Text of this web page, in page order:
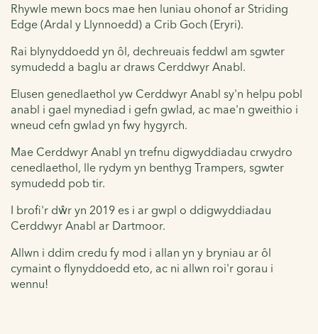
Rhywle mewn bocs mae hen luniau ohonof ar Striding
Edge (Ardal y Llynnoedd) a Crib Goch (Eryri).
Rai blynyddoedd yn ôl, dechreuais feddwl am sgwter
symudedd a baglu ar draws Cerddwyr Anabl.
Elusen genedlaethol yw Cerddwyr Anabl sy'n helpu pobl
anabl i gael mynediad i gefn gwlad, ac mae'n gweithio i
wneud cefn gwlad yn fwy hygyrch.
Mae Cerddwyr Anabl yn trefnu digwyddiadau crwydro
cenedlaethol, lle rydym yn benthyg Trampers, sgwter
symudedd pob tir.
I brofi'r dŵr yn 2019 es i ar gwpl o ddigwyddiadau
Cerddwyr Anabl ar Dartmoor.
Allwn i ddim credu fy mod i allan yn y bryniau ar ôl
cymaint o flynyddoedd eto, ac ni allwn roi'r gorau i
wennu!